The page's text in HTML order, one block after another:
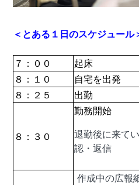
＜とある１日のスケジュール
７：００
起床
８：１０
自宅を出発
８：２５
出勤
８：３０
勤務開始
退勤後に来て
認・返信
作成中の広報